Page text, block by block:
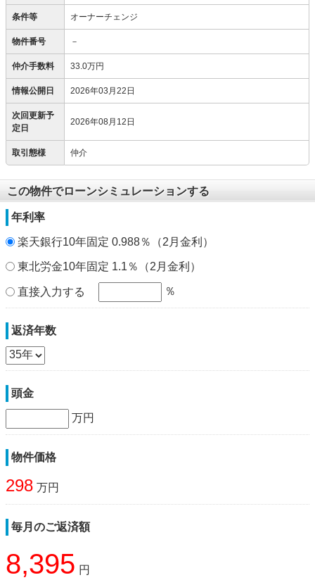
条件等 オーナーチェンジ
物件番号 －
仲介手数料 33.0万円
情報公開日 2026年03月22日
次回更新予
定日
2026年08月12日
取引態様 仲介
この物件でローンシミュレーションする
年利率
楽天銀行10年固定 0.988％（2月金利）
東北労金10年固定 1.1％（2月金利）
直接入力する ％
返済年数
頭金
万円
物件価格
298 万円
毎月のご返済額
8,395 円